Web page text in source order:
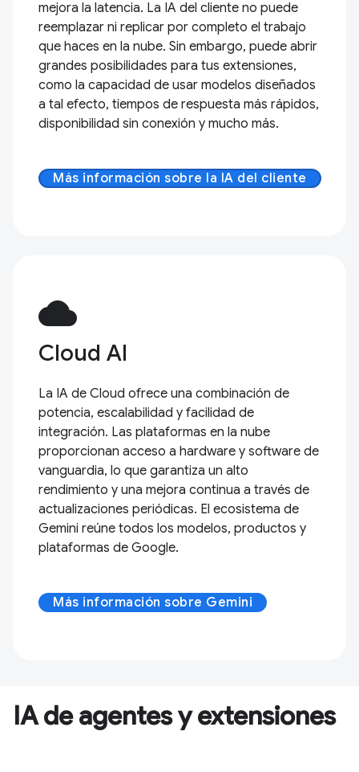
mejora la latencia. La IA del cliente no puede
reemplazar ni replicar por completo el trabajo
que haces en la nube. Sin embargo, puede abrir
grandes posibilidades para tus extensiones,
como la capacidad de usar modelos diseñados
a tal efecto, tiempos de respuesta más rápidos,
disponibilidad sin conexión y mucho más.
Más información sobre la IA del cliente
cloud
Cloud AI
La IA de Cloud ofrece una combinación de
potencia, escalabilidad y facilidad de
integración. Las plataformas en la nube
proporcionan acceso a hardware y software de
vanguardia, lo que garantiza un alto
rendimiento y una mejora continua a través de
actualizaciones periódicas. El ecosistema de
Gemini reúne todos los modelos, productos y
plataformas de Google.
Más información sobre Gemini
IA de agentes y extensiones